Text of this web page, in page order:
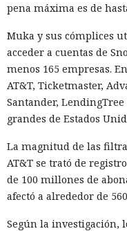
pena máxima es de
Muka y sus cómplices
acceder a cuentas de
menos 165 empresas.
AT&T, Ticketmaster,
Santander,
grandes de Estados
La magnitud de las
AT&T se trató de
de 100 millones de
afectó a alrededor de
Según la investigación,